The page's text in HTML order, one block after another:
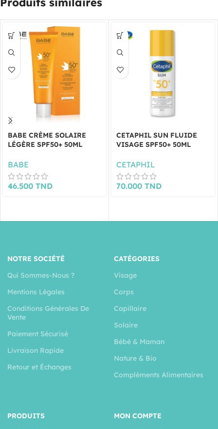
BABE CRÈME SOLAIRE
LÉGÈRE SPF50+ 50ML
BABE
46.500 TND
CETAPHIL SUN FLUIDE
VISAGE SPF50+ 50ML
CETAPHIL
70.000 TND
NOTRE SOCIÉTÉ
Qui Sommes-Nous ?
Mentions Légales
Conditions Générales De
Vente
Paiement Sécurisé
Livraison Rapide
Retour et Échanges
CATÉGORIES
Visage
Corps
Capillaire
Solaire
Bébé & Maman
Nature & Bio
Compléments Alimentaires
PRODUITS
MON COMPTE